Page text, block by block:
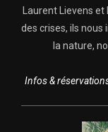
Laurent Lievens et
des crises, ils
la nature,
Infos &